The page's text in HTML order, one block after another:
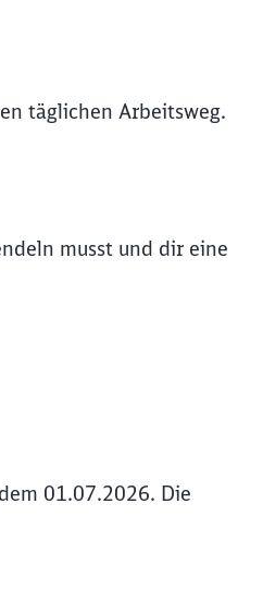
täglichen Arbeitsweg.
musst und dir eine
01.07.2026. Die